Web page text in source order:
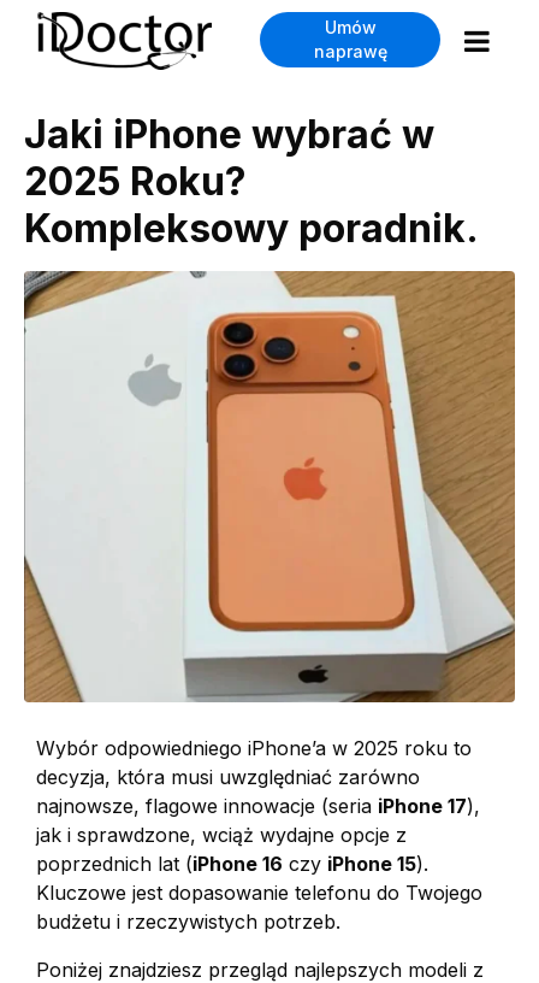
Umów
naprawę
Jaki iPhone wybrać w
2025 Roku?
Kompleksowy poradnik.
Wybór odpowiedniego iPhone’a w 2025 roku to
decyzja, która musi uwzględniać zarówno
najnowsze, flagowe innowacje (seria iPhone 17),
jak i sprawdzone, wciąż wydajne opcje z
poprzednich lat (iPhone 16 czy iPhone 15).
Kluczowe jest dopasowanie telefonu do Twojego
budżetu i rzeczywistych potrzeb.
Poniżej znajdziesz przegląd najlepszych modeli z